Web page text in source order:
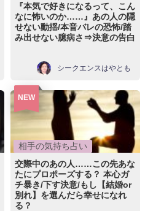
『本気で好きになるって、こん
なに怖いのか……』あの人の隠
せない動揺/本音バレの恐怖/踏
み出せない臆病さ⇒決意の告白
シークエンスはやとも
NEW
相手の気持ち占い
交際中のあの人……この先あな
たにプロポーズする？ 本心ガ
チ暴き/下す決意/もし【結婚or
別れ】を選んだら幸せになれ
る？